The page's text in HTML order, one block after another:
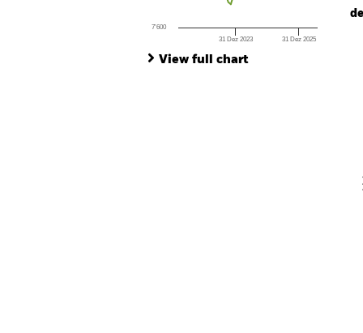
31 Dez 2023 31 Dez 2025
7’600
View full chart